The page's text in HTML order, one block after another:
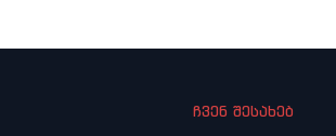
ჩვენ შესახებ